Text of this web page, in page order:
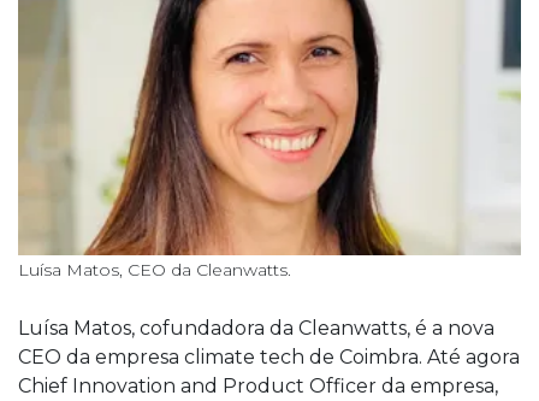
Luísa Matos, CEO da Cleanwatts.
Luísa Matos, cofundadora da Cleanwatts, é a nova
CEO da empresa climate tech de Coimbra. Até agora
Chief Innovation and Product Officer da empresa,